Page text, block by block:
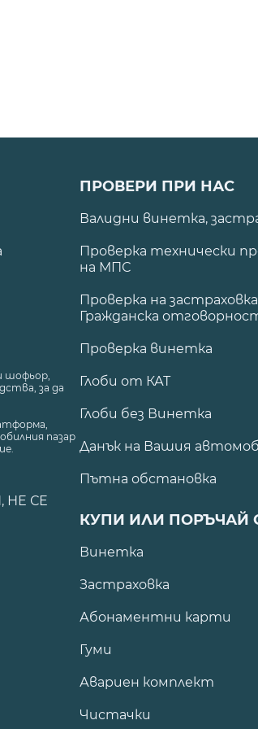
шофьор,
за да
пазар
НЕ СЕ
ПРОВЕРИ ПРИ НАС
Валидни винетка,
Проверка технически
на МПС
Проверка на
Гражданска
Проверка винетка
Глоби от КАТ
Глоби без Винетка
Данък на Вашия
Пътна обстановка
КУПИ ИЛИ ПОРЪЧАЙ
Винетка
Застраховка
Абонаментни карти
Гуми
Авариен комплект
Чистачки